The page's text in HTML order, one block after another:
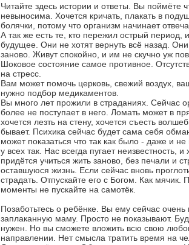
Читайте здесь истории и ответы. Вы поймёте
невыносима. Хочется кричать, плакать в
болячки, потому что организм начинает
А так же есть те, кто пережил острый
будущее. Они не хотят вернуть всё назад.
заново. Живут спокойно, и им не скучно уж
Шоковое состояние самое противное.
на стресс.
Вам может помочь церковь, свежий воздух,
нужно подбор медикаментов.
Вы много лет прожили в страданиях. Сейчас
более не поступает в него. Ломать может в
хочется лезть на стену, хочется съесть
бывает. Психика сейчас будет сама себя
может показаться что так как было - даже и
у всех так. Нас всегда пугает неизвестность,
придётся учиться жить заново, без печали и
оставшуюся жизнь. Если сейчас вновь
страдать. Отпускайте его с Богом. Как мячик.
моменты не пускайте на самотёк.
Позаботьтесь о ребёнке. Вы ему сейчас
заплаканную маму. Просто не показывают.
нужен. Но вы сможете вложить всю свою
направлении. Нет смысла тратить время на